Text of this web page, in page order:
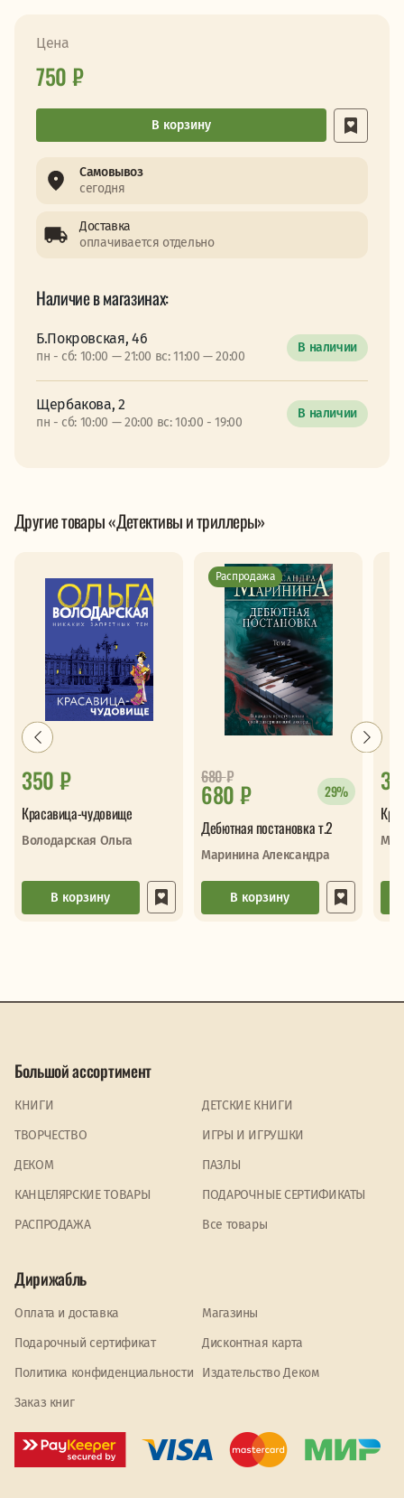
Цена
750 ₽
В корзину
Самовывоз
сегодня
Доставка
оплачивается отдельно
Наличие в магазинах:
Б.Покровская, 46
пн - сб: 10:00 — 21:00 вс: 11:00 — 20:00
В наличии
Щербакова, 2
пн - сб: 10:00 — 20:00 вс: 10:00 - 19:00
В наличии
Другие товары «Детективы и триллеры»
350 ₽
Красавица-чудовище
Володарская Ольга
В корзину
Распродажа
680 ₽
680₽
29%
Дебютная постановка т.2
Маринина Александра
В корзину
Большой ассортимент
КНИГИ
ДЕТСКИЕ КНИГИ
ТВОРЧЕСТВО
ИГРЫ И ИГРУШКИ
ДЕКОМ
ПАЗЛЫ
КАНЦЕЛЯРСКИЕ ТОВАРЫ
ПОДАРОЧНЫЕ СЕРТИФИКАТЫ
PАСПРОДАЖА
Все товары
Дирижабль
Оплата и доставка
Магазины
Подарочный сертификат
Дисконтная карта
Политика конфиденциальности
Издательство Деком
Заказ книг